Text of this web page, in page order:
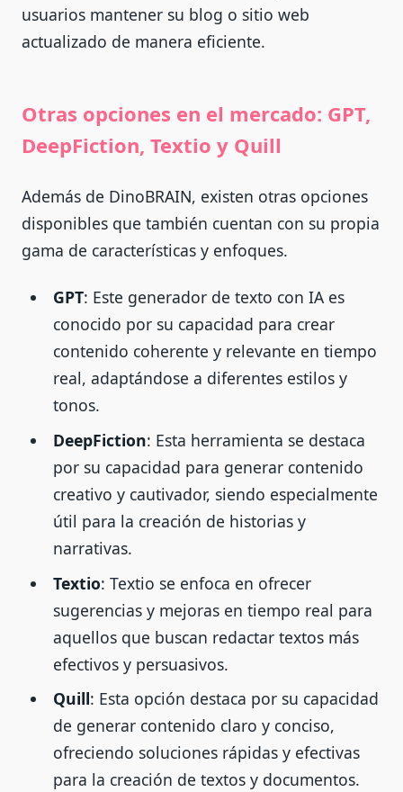
usuarios mantener su blog o sitio web
actualizado de manera eficiente.
Otras opciones en el mercado: GPT,
DeepFiction, Textio y Quill
Además de DinoBRAIN, existen otras opciones
disponibles que también cuentan con su propia
gama de características y enfoques.
GPT: Este generador de texto con IA es
conocido por su capacidad para crear
contenido coherente y relevante en tiempo
real, adaptándose a diferentes estilos y
tonos.
DeepFiction: Esta herramienta se destaca
por su capacidad para generar contenido
creativo y cautivador, siendo especialmente
útil para la creación de historias y
narrativas.
Textio: Textio se enfoca en ofrecer
sugerencias y mejoras en tiempo real para
aquellos que buscan redactar textos más
efectivos y persuasivos.
Quill: Esta opción destaca por su capacidad
de generar contenido claro y conciso,
ofreciendo soluciones rápidas y efectivas
para la creación de textos y documentos.